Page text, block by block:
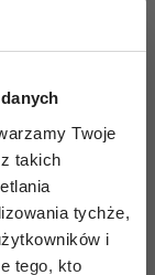
Twoje
takich
tychże,
i
tego, kto